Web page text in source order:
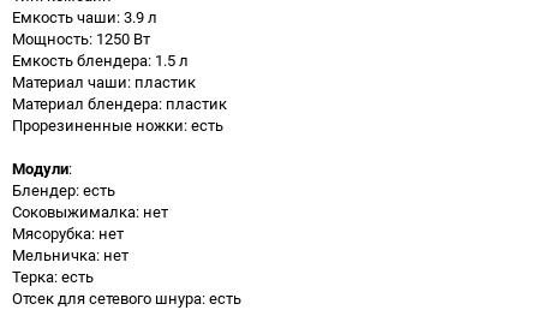
Емкость чаши: 3.9 л
Мощность: 1250 Вт
Емкость блендера: 1.5 л
Материал чаши: пластик
Материал блендера: пластик
Прорезиненные ножки: есть
Модули:
Блендер: есть
Соковыжималка: нет
Мясорубка: нет
Мельничка: нет
Терка: есть
Отсек для сетевого шнура: есть